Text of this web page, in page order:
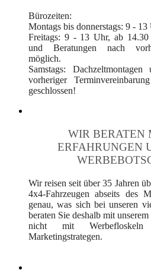
Bürozeiten:
Montags bis donnerstags: 9 -
Freitags: 9 - 13 Uhr, ab 14.30
und Beratungen nach
möglich.
Samstags:
vorheriger
geschlossen!
WIR BERATEN
ERFAHRUNGEN
Wir reisen seit über 35 Jahren
4x4-Fahrzeugen abseits des
genau, was sich bei unseren
beraten Sie deshalb mit
nicht mit
Marketingstrategen.